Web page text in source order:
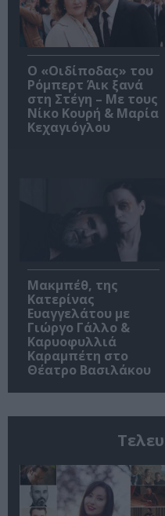
O «Οιδίποδας» του
Ρόμπερτ Άικ ξανά
στη Στέγη – Με τους
Νίκο Κουρή & Μαρία
Κεχαγιόγλου
Μακμπέθ, της
Κατερίνας
Ευαγγελάτου με
Γιώργο Γάλλο &
Καρυοφυλλιά
Καραμπέτη στο
Θέατρο Βασιλάκου